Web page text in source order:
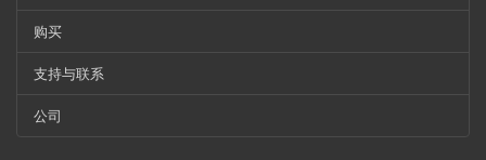
购买
支持与联系
公司